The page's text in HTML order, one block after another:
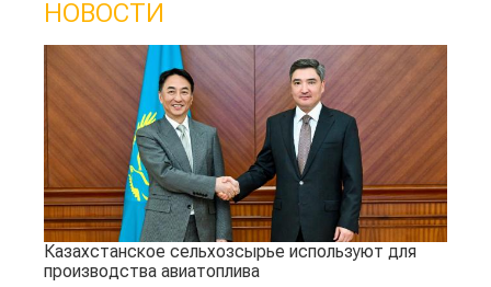
НОВОСТИ
Казахстанское сельхозсырье используют для
производства авиатоплива